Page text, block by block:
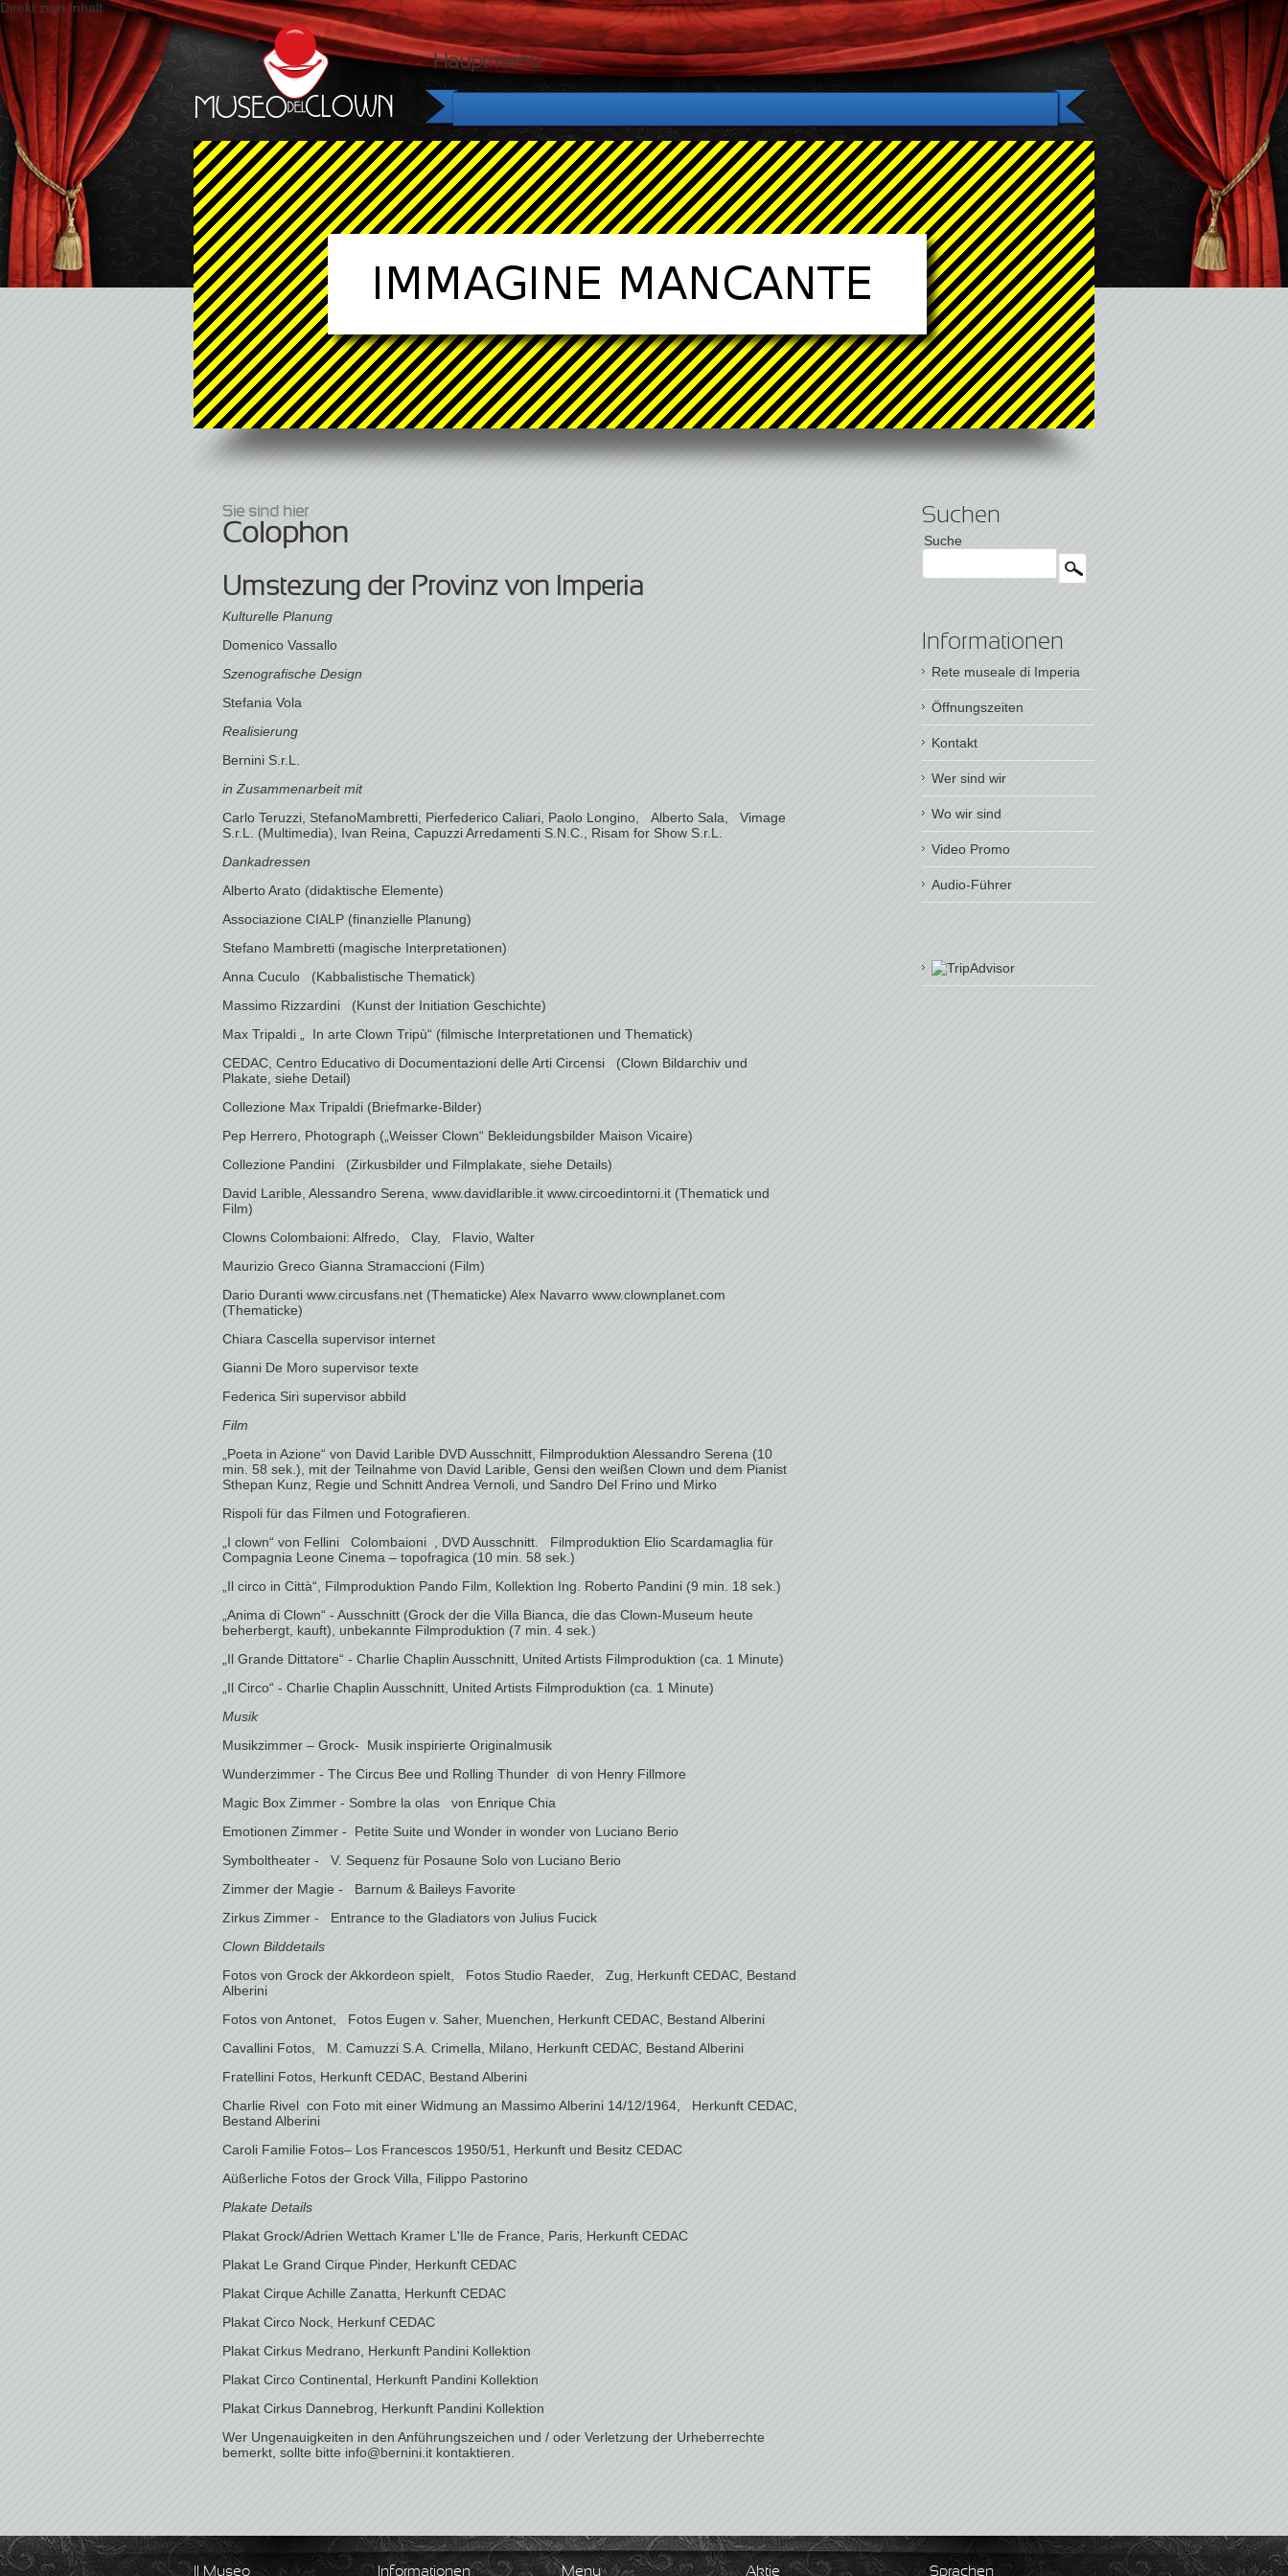
Startseite Tour Die Villa Der Park Gallery News
Direkt zum Inhalt
Hauptmenü
Sie sind hier
Colophon
Umstezung der Provinz von Imperia
Kulturelle Planung
Domenico Vassallo
Szenografische Design
Stefania Vola
Realisierung
Bernini S.r.L.
in Zusammenarbeit mit
Carlo Teruzzi, StefanoMambretti, Pierfederico Caliari, Paolo Longino, Alberto Sala, Vimage
S.r.L. (Multimedia), Ivan Reina, Capuzzi Arredamenti S.N.C., Risam for Show S.r.L.
Dankadressen
Alberto Arato (didaktische Elemente)
Associazione CIALP (finanzielle Planung)
Stefano Mambretti (magische Interpretationen)
Anna Cuculo (Kabbalistische Thematick)
Massimo Rizzardini (Kunst der Initiation Geschichte)
Max Tripaldi „ In arte Clown Tripù“ (filmische Interpretationen und Thematick)
CEDAC, Centro Educativo di Documentazioni delle Arti Circensi (Clown Bildarchiv und
Plakate, siehe Detail)
Collezione Max Tripaldi (Briefmarke-Bilder)
Pep Herrero, Photograph („Weisser Clown“ Bekleidungsbilder Maison Vicaire)
Collezione Pandini (Zirkusbilder und Filmplakate, siehe Details)
David Larible, Alessandro Serena, www.davidlarible.it www.circoedintorni.it (Thematick und
Film)
Clowns Colombaioni: Alfredo, Clay, Flavio, Walter
Maurizio Greco Gianna Stramaccioni (Film)
Dario Duranti www.circusfans.net (Thematicke) Alex Navarro www.clownplanet.com
(Thematicke)
Chiara Cascella supervisor internet
Gianni De Moro supervisor texte
Federica Siri supervisor abbild
Film
„Poeta in Azione“ von David Larible DVD Ausschnitt, Filmproduktion Alessandro Serena (10
min. 58 sek.), mit der Teilnahme von David Larible, Gensi den weißen Clown und dem Pianist
Sthepan Kunz, Regie und Schnitt Andrea Vernoli, und Sandro Del Frino und Mirko
Rispoli für das Filmen und Fotografieren.
„I clown“ von Fellini Colombaioni , DVD Ausschnitt. Filmproduktion Elio Scardamaglia für
Compagnia Leone Cinema – topofragica (10 min. 58 sek.)
„Il circo in Città“, Filmproduktion Pando Film, Kollektion Ing. Roberto Pandini (9 min. 18 sek.)
„Anima di Clown“ - Ausschnitt (Grock der die Villa Bianca, die das Clown-Museum heute
beherbergt, kauft), unbekannte Filmproduktion (7 min. 4 sek.)
„Il Grande Dittatore“ - Charlie Chaplin Ausschnitt, United Artists Filmproduktion (ca. 1 Minute)
„Il Circo“ - Charlie Chaplin Ausschnitt, United Artists Filmproduktion (ca. 1 Minute)
Musik
Musikzimmer – Grock- Musik inspirierte Originalmusik
Wunderzimmer - The Circus Bee und Rolling Thunder di von Henry Fillmore
Magic Box Zimmer - Sombre la olas von Enrique Chia
Emotionen Zimmer - Petite Suite und Wonder in wonder von Luciano Berio
Symboltheater - V. Sequenz für Posaune Solo von Luciano Berio
Zimmer der Magie - Barnum & Baileys Favorite
Zirkus Zimmer - Entrance to the Gladiators von Julius Fucick
Clown Bilddetails
Fotos von Grock der Akkordeon spielt, Fotos Studio Raeder, Zug, Herkunft CEDAC, Bestand
Alberini
Fotos von Antonet, Fotos Eugen v. Saher, Muenchen, Herkunft CEDAC, Bestand Alberini
Cavallini Fotos, M. Camuzzi S.A. Crimella, Milano, Herkunft CEDAC, Bestand Alberini
Fratellini Fotos, Herkunft CEDAC, Bestand Alberini
Charlie Rivel con Foto mit einer Widmung an Massimo Alberini 14/12/1964, Herkunft CEDAC,
Bestand Alberini
Caroli Familie Fotos– Los Francescos 1950/51, Herkunft und Besitz CEDAC
Aüßerliche Fotos der Grock Villa, Filippo Pastorino
Plakate Details
Plakat Grock/Adrien Wettach Kramer L'Ile de France, Paris, Herkunft CEDAC
Plakat Le Grand Cirque Pinder, Herkunft CEDAC
Plakat Cirque Achille Zanatta, Herkunft CEDAC
Plakat Circo Nock, Herkunf CEDAC
Plakat Cirkus Medrano, Herkunft Pandini Kollektion
Plakat Circo Continental, Herkunft Pandini Kollektion
Plakat Cirkus Dannebrog, Herkunft Pandini Kollektion
Wer Ungenauigkeiten in den Anführungszeichen und / oder Verletzung der Urheberrechte
bemerkt, sollte bitte info@bernini.it kontaktieren.
Suchen
Suche
Informationen
Rete museale di Imperia
Öffnungszeiten
Kontakt
Wer sind wir
Wo wir sind
Video Promo
Audio-Führer
Il Museo Informationen Menu Aktie Sprachen